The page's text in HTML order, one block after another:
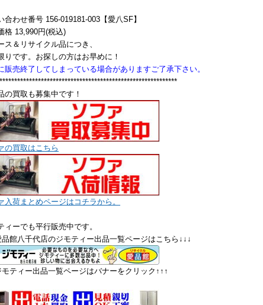
合わせ番号 156-019181-003【愛八SF】
格 13,990円(税込)
ス＆リサイクル品につき、
りです。お探しの方はお早めに！
販売終了してしまっている場合がありますご了承下さい。
の買取も募集中です！
の買取はこちら
入荷まとめページはコチラから。
ィーでも平行販売中です。
品館八千代店のジモティー出品一覧ページはこちら↓↓↓
モティー出品一覧ページはバナーをクリック↑↑↑